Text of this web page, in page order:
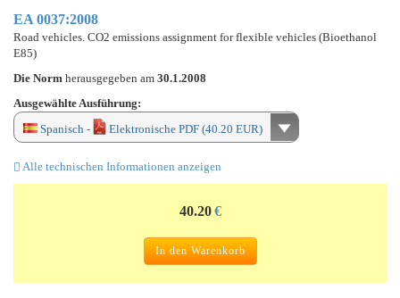
EA 0037:2008
Road vehicles. CO2 emissions assignment for flexible vehicles (Bioethanol
E85)
Die Norm herausgegeben am 30.1.2008
Ausgewählte Ausführung:
Spanisch -
Elektronische PDF (40.20 EUR)
Alle technischen Informationen anzeigen
40.20 €
In den Warenkorb